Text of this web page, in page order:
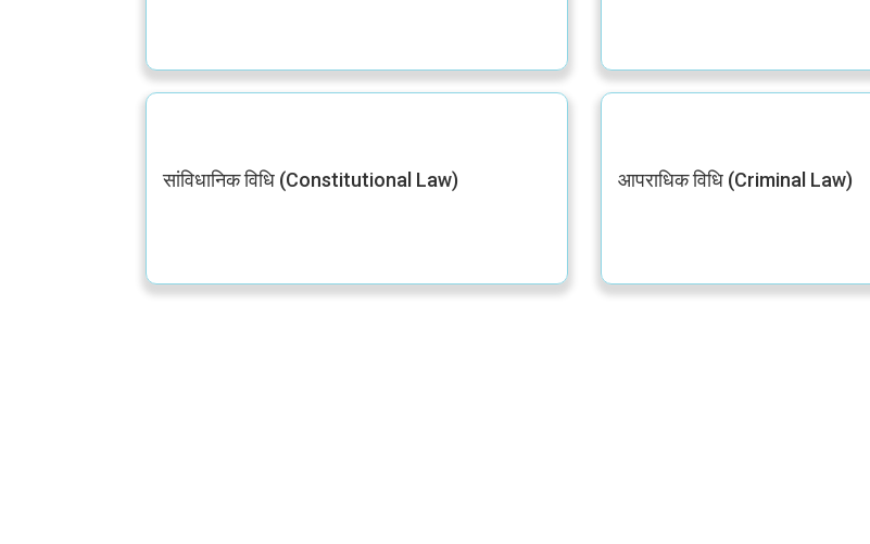
सांविधानिक विधि (Constitutional Law) आपराधिक विधि (Criminal Law)